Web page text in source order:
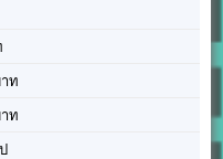
ท
ท